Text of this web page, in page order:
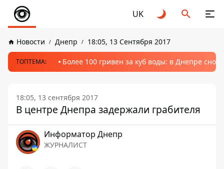
UK
Новости Днепр 18:05, 13 Сентября 2017
ТОПТЕМА: Более 100 гривен за куб воды: в Днепре
18:05, 13 сентября 2017
В центре Днепра задержали грабителя
Информатор Днепр
ЖУРНАЛИСТ